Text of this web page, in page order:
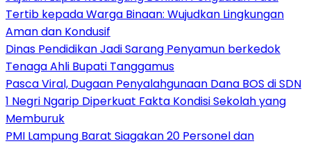
Tertib kepada Warga Binaan: Wujudkan Lingkungan
Aman dan Kondusif
Dinas Pendidikan Jadi Sarang Penyamun berkedok
Tenaga Ahli Bupati Tanggamus
Pasca Viral, Dugaan Penyalahgunaan Dana BOS di SDN
1 Negri Ngarip Diperkuat Fakta Kondisi Sekolah yang
Memburuk
PMI Lampung Barat Siagakan 20 Personel dan